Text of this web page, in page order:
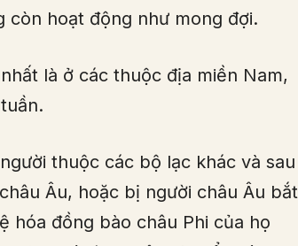
còn hoạt động như mong đợi.
là ở các thuộc địa miền Nam,
thuộc các bộ lạc khác và sau
Âu, hoặc bị người châu Âu bắt
hóa đồng bào châu Phi của họ